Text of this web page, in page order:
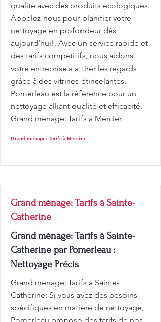
qualité avec des produits écologiques.
Appelez-nous pour planifier votre
nettoyage en profondeur dès
aujourd'hui!. Avec un service rapide et
des tarifs compétitifs, nous aidons
votre entreprise à attirer les regards
grâce à des vitrines étincelantes.
Pomerleau est la référence pour un
nettoyage alliant qualité et efficacité.
Grand ménage: Tarifs à Mercier
Grand ménage: Tarifs à Mercier
Grand ménage: Tarifs à Sainte-
Catherine
Grand ménage: Tarifs à Sainte-
Catherine par Pomerleau :
Nettoyage Précis
Grand ménage: Tarifs à Sainte-
Catherine: Si vous avez des besoins
spécifiques en matière de nettoyage,